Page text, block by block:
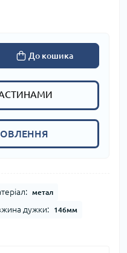
До кошика
метал
дужки: 146мм